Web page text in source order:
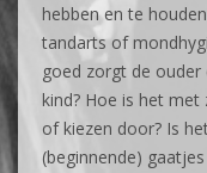
hebben en te
tandarts of
goed zorgt de
kind? Hoe is het met
of kiezen door? Is
(beginnende)